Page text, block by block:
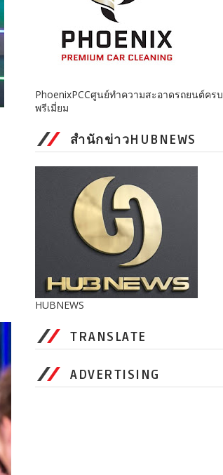
PhoenixPCCศูนย์ทำความสะอาดรถยนต์คร
พรีเมี่ยม
สำนักข่าวHUBNEWS
HUBNEWS
TRANSLATE
ADVERTISING